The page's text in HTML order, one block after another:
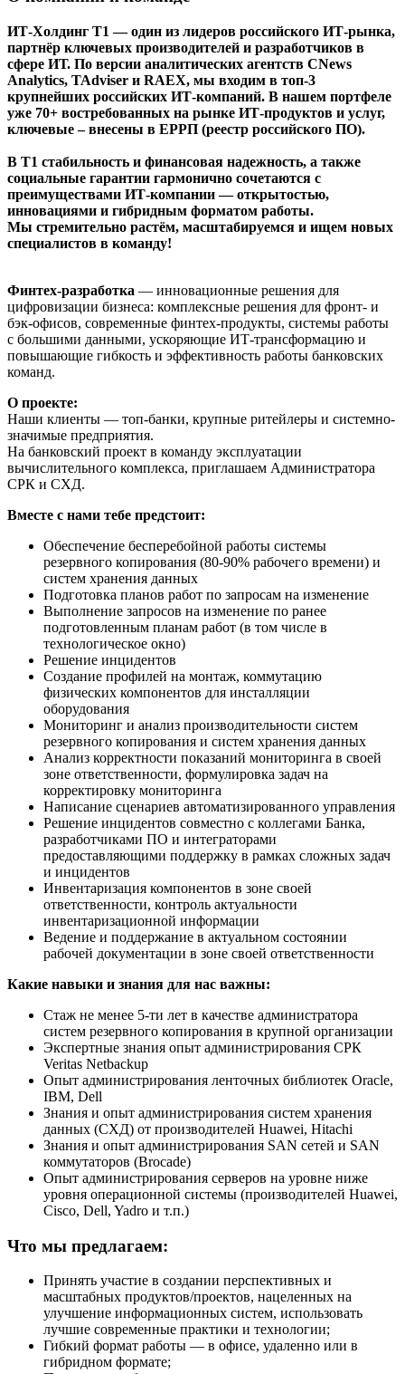
ИТ-Холдинг Т1 — один из лидеров российского ИТ-рынка,
партнёр ключевых производителей и разработчиков в
сфере ИТ. По версии аналитических агентств CNews
Analytics, TAdviser и RAEX, мы входим в топ-3
крупнейших российских ИТ-компаний. В нашем портфеле
уже 70+ востребованных на рынке ИТ‑продуктов и услуг,
ключевые – внесены в ЕРРП (реестр российского ПО).
В Т1 стабильность и финансовая надежность, а также
социальные гарантии гармонично сочетаются с
преимуществами ИТ‑компании — открытостью,
инновациями и гибридным форматом работы.
Мы стремительно растём, масштабируемся и ищем новых
специалистов в команду!
Финтех-разработка — инновационные решения для
цифровизации бизнеса: комплексные решения для фронт- и
бэк-офисов, современные финтех-продукты, системы работы
с большими данными, ускоряющие ИТ-трансформацию и
повышающие гибкость и эффективность работы банковских
команд.
О проекте:
Наши клиенты — топ-банки, крупные ритейлеры и системно-
значимые предприятия.
На банковский проект в команду эксплуатации
вычислительного комплекса, приглашаем Администратора
СРК и СХД.
Вместе с нами тебе предстоит:
Обеспечение бесперебойной работы системы
резервного копирования (80-90% рабочего времени) и
систем хранения данных
Подготовка планов работ по запросам на изменение
Выполнение запросов на изменение по ранее
подготовленным планам работ (в том числе в
технологическое окно)
Решение инцидентов
Создание профилей на монтаж, коммутацию
физических компонентов для инсталляции
оборудования
Мониторинг и анализ производительности систем
резервного копирования и систем хранения данных
Анализ корректности показаний мониторинга в своей
зоне ответственности, формулировка задач на
корректировку мониторинга
Написание сценариев автоматизированного управления
Решение инцидентов совместно с коллегами Банка,
разработчиками ПО и интеграторами
предоставляющими поддержку в рамках сложных задач
и инцидентов
Инвентаризация компонентов в зоне своей
ответственности, контроль актуальности
инвентаризационной информации
Ведение и поддержание в актуальном состоянии
рабочей документации в зоне своей ответственности
Какие навыки и знания для нас важны:
Стаж не менее 5-ти лет в качестве администратора
систем резервного копирования в крупной организации
Экспертные знания опыт администрирования СРК
Veritas Netbackup
Опыт администрирования ленточных библиотек Oracle,
IBM, Dell
Знания и опыт администрирования систем хранения
данных (СХД) от производителей Huawei, Hitachi
Знания и опыт администрирования SAN сетей и SAN
коммутаторов (Brocade)
Опыт администрирования серверов на уровне ниже
уровня операционной системы (производителей Huawei,
Cisco, Dell, Yadro и т.п.)
Что мы предлагаем:
Принять участие в создании перспективных и
масштабных продуктов/проектов, нацеленных на
улучшение информационных систем, использовать
лучшие современные практики и технологии;
Гибкий формат работы — в офисе, удаленно или в
гибридном формате;